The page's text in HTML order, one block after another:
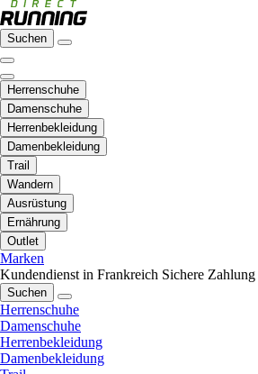
Suchen
Herrenschuhe
Damenschuhe
Herrenbekleidung
Damenbekleidung
Trail
Wandern
Ausrüstung
Ernährung
Outlet
Marken
Kundendienst in Frankreich Sichere Zahlung
Suchen
Herrenschuhe
Damenschuhe
Herrenbekleidung
Damenbekleidung